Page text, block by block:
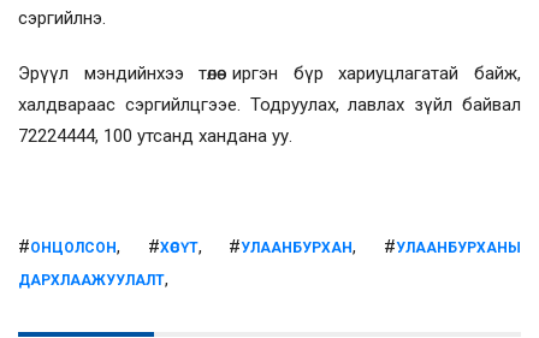
сэргийлнэ.
Эрүүл мэндийнхээ төлөө иргэн бүр хариуцлагатай байж,
халдвараас сэргийлцгээе. Тодруулах, лавлах зүйл байвал
72224444, 100 утсанд хандана уу.
#ОНЦОЛСОН, #ХӨСҮТ, #УЛААНБУРХАН, #УЛААНБУРХАНЫ
ДАРХЛААЖУУЛАЛТ,